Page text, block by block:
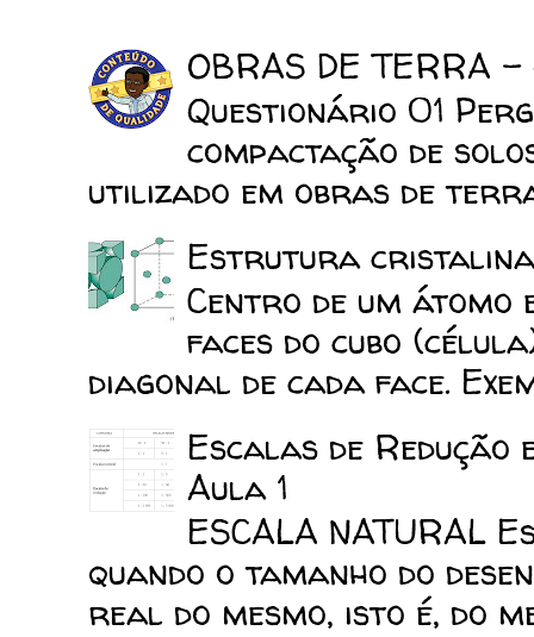
OBRAS DE TERRA -
Questionário 01
compactação de
utilizado em obras de
Estrutura cristalina
Centro de um átomo
faces do cubo
diagonal de cada face.
Escalas de
Aula 1
ESCALA
quando o tamanho do
real do mesmo, isto é, do